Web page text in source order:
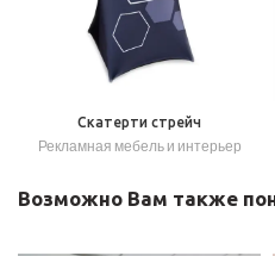
Скатерти стрейч
Рекламная мебель и интерьер
Возможно Вам также